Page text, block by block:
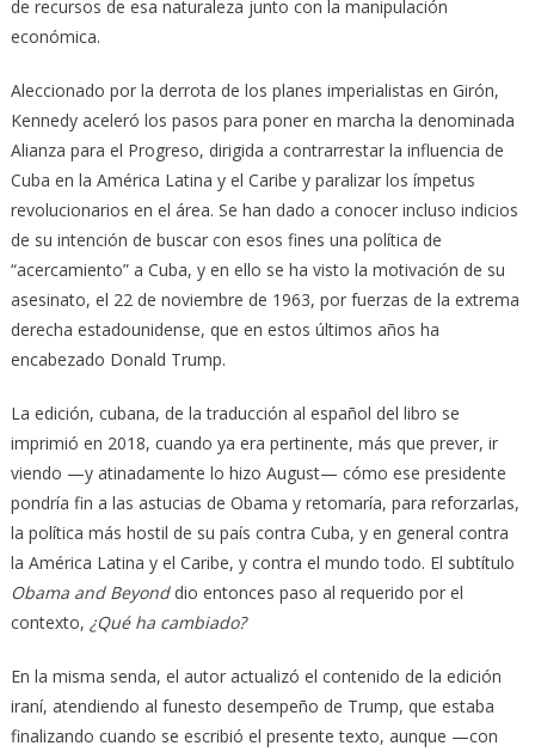
de recursos de esa naturaleza junto con la manipulación
económica.
Aleccionado por la derrota de los planes imperialistas en Girón,
Kennedy aceleró los pasos para poner en marcha la denominada
Alianza para el Progreso, dirigida a contrarrestar la influencia de
Cuba en la América Latina y el Caribe y paralizar los ímpetus
revolucionarios en el área. Se han dado a conocer incluso indicios
de su intención de buscar con esos fines una política de
“acercamiento” a Cuba, y en ello se ha visto la motivación de su
asesinato, el 22 de noviembre de 1963, por fuerzas de la extrema
derecha estadounidense, que en estos últimos años ha
encabezado Donald Trump.
La edición, cubana, de la traducción al español del libro se
imprimió en 2018, cuando ya era pertinente, más que prever, ir
viendo —y atinadamente lo hizo August— cómo ese presidente
pondría fin a las astucias de Obama y retomaría, para reforzarlas,
la política más hostil de su país contra Cuba, y en general contra
la América Latina y el Caribe, y contra el mundo todo. El subtítulo
Obama and Beyonddio entonces paso al requerido por el
contexto, ¿Qué ha cambiado?
En la misma senda, el autor actualizó el contenido de la edición
iraní, atendiendo al funesto desempeño de Trump, que estaba
finalizando cuando se escribió el presente texto, aunque —con